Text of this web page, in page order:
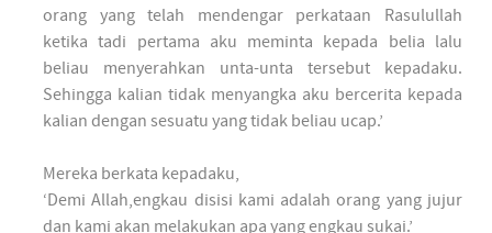
orang yang telah mendengar perkataan Rasulullah
ketika tadi pertama aku meminta kepada belia lalu
beliau menyerahkan unta-unta tersebut kepadaku.
Sehingga kalian tidak menyangka aku bercerita kepada
kalian dengan sesuatu yang tidak beliau ucap.’
Mereka berkata kepadaku,
‘Demi Allah,engkau disisi kami adalah orang yang jujur
dan kami akan melakukan apa yang engkau sukai.’